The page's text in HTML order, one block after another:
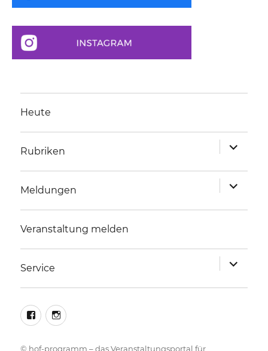
Heute
Rubriken
anzeigen
Meldungen
anzeigen
Veranstaltung melden
Service
anzeigen
facebookinstagram
© hof-programm – das Veranstaltungsportal für